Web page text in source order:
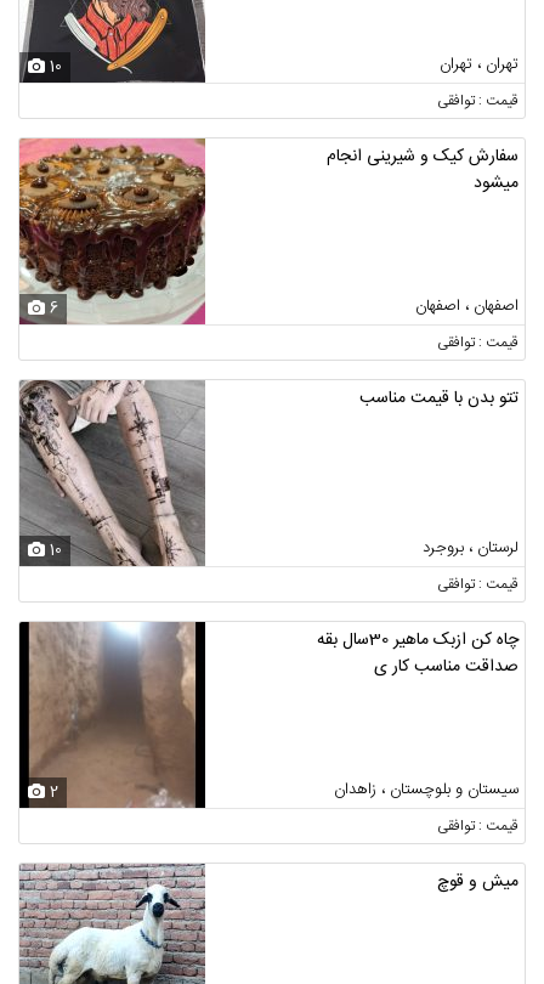
تهران ، تهران 10
قیمت : توافقی
سفارش کیک و شیرینی انجام
میشود
اصفهان ، اصفهان 6
قیمت : توافقی
تتو بدن با قیمت مناسب
لرستان ، بروجرد 10
قیمت : توافقی
چاه کن ازبک ماهیر 30سال بقه
صداقت مناسب کار ی
سیستان و بلوچستان ، زاهدان 2
قیمت : توافقی
میش و قوچ